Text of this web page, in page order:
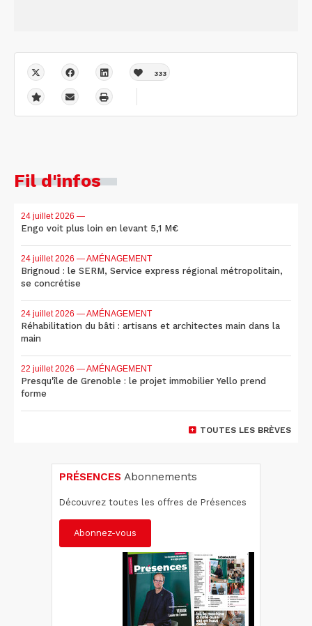
333
Fil d'infos
24 juillet 2026 —
Engo voit plus loin en levant 5,1 M€
24 juillet 2026 — AMÉNAGEMENT
Brignoud : le SERM, Service express régional métropolitain,
se concrétise
24 juillet 2026 — AMÉNAGEMENT
Réhabilitation du bâti : artisans et architectes main dans la
main
22 juillet 2026 — AMÉNAGEMENT
Presqu'île de Grenoble : le projet immobilier Yello prend
forme
TOUTES LES BRÈVES
PRÉSENCES Abonnements
Découvrez toutes les offres de Présences
Abonnez-vous